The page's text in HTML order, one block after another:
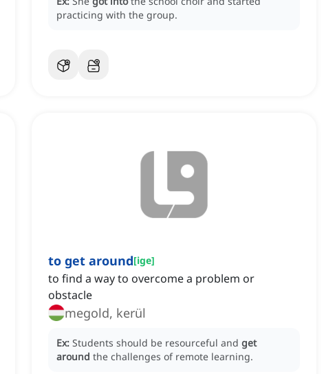
practicing with the group.
to get around[ige]
to find a way to overcome a problem or
obstacle
megold, kerül
Ex: Students should be resourceful and get
around the challenges of remote learning.